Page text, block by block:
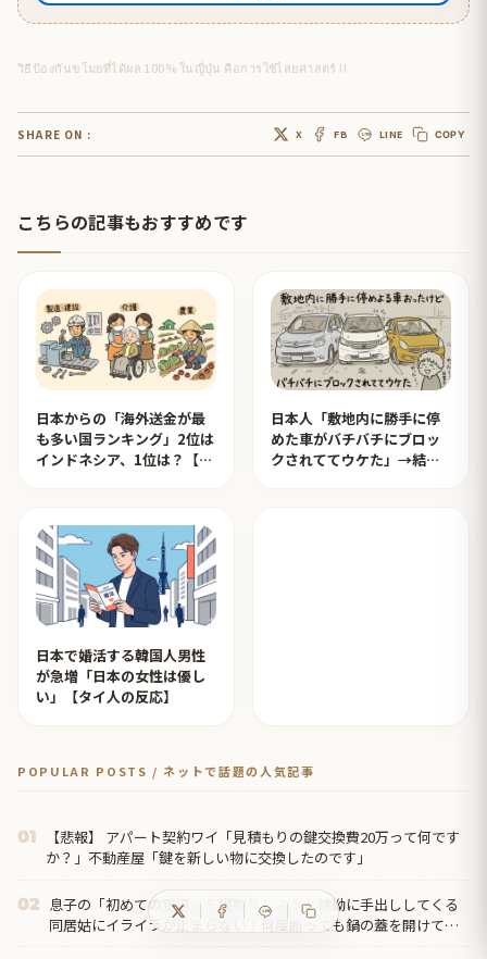
วิธีป้องกันขโมยที่ได้ผล 100% ในญี่ปุ่น​ คือการใช้ไสยศาสตร์ !!
SHARE ON : X FB LINE COPY
こちらの記事もおすすめです
日本からの「海外送金が最
も多い国ランキング」2位は
インドネシア、1位は？【タ
日本人「敷地内に勝手に停
めた車がバチバチにブロッ
クされててウケた」→結末
日本で婚活する韓国人男性
が急増「日本の女性は優し
い」【タイ人の反応】
POPULAR POSTS / ネットで話題の人気記事
01
【悲報】 アパート契約ワイ「見積もりの鍵交換費20万って何です
か？」不動産屋「鍵を新しい物に交換したのです」
02 息子の「初めての重湯」を横取りしようと執拗に手出ししてくる
同居姑にイライラが止まらない！何度断っても鍋の蓋を開けてか